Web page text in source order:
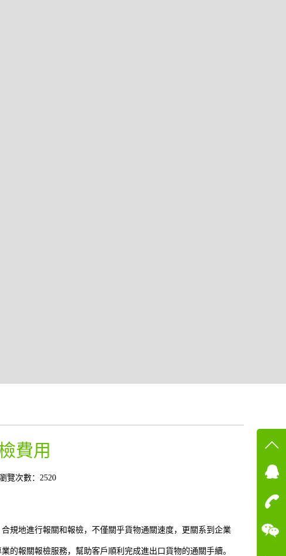
費用
覽次數：2520
規地進行報關和報檢，不僅關乎貨物通關速度，更關系到企業
的報關報檢服務，幫助客戶順利完成進出口貨物的通關手續。
在線
在
咨詢